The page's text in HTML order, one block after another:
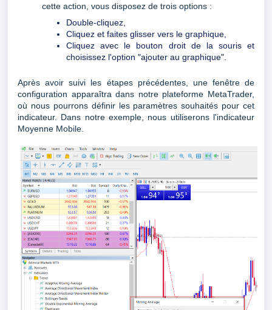
cette action, vous disposez de trois options :
Double-cliquez,
Cliquez et faites glisser vers le graphique,
Cliquez avec le bouton droit de la souris et
choisissez l'option "ajouter au graphique".
Après avoir suivi les étapes précédentes, une fenêtre de
configuration apparaîtra dans notre plateforme MetaTrader,
où nous pourrons définir les paramètres souhaités pour cet
indicateur. Dans notre exemple, nous utiliserons l'indicateur
Moyenne Mobile.